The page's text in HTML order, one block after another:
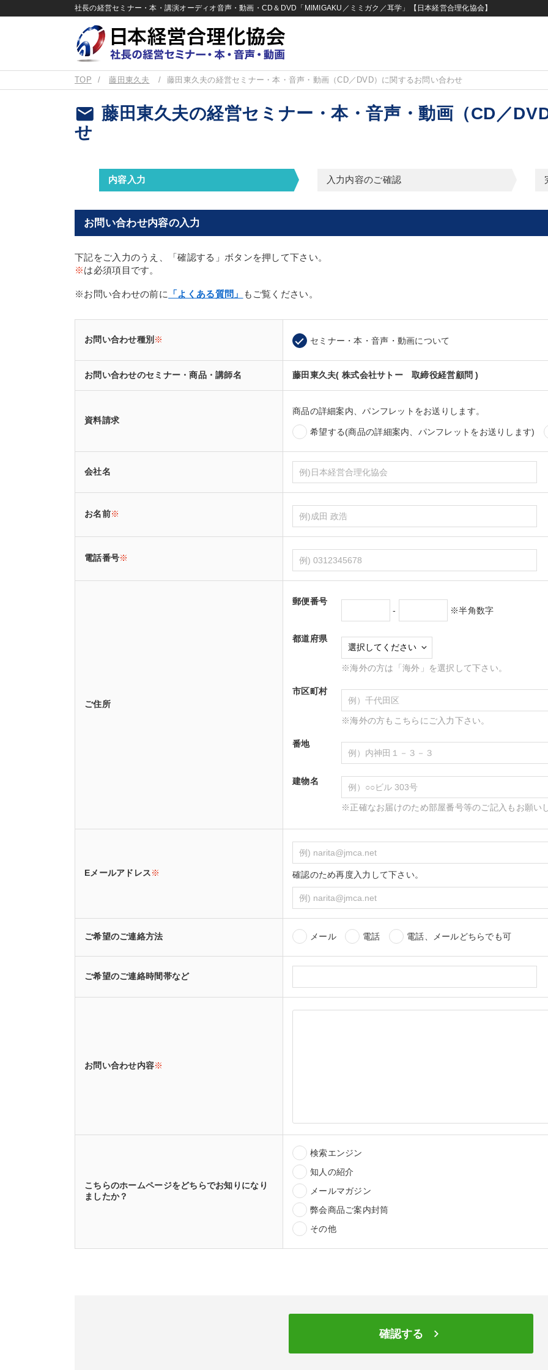
社長の経営セミナー・本・講演オーディオ音声・動画・CD＆DVD「MIMIGAKU／ミミガク／耳学」【日本経営合理化協会】
TOP 藤田東久夫 藤田東久夫の経営セミナー・本・音声・動画（CD／DVD）に関するお問い合わせ
email 藤田東久夫の経営セミナー・本・音声・動画（CD／
せ
内容入力 入力内容のご確認
お問い合わせ内容の入力
下記をご入力のうえ、「確認する」ボタンを押して下さい。
※は必須項目です。
※お問い合わせの前に 「よくある質問」 もご覧ください。
お問い合わせ種別 ※ セミナー・本・音声・動画について
お問い合わせのセミナー・商品・講師名 藤田東久夫( 株式会社サトー 取締役経営顧問 )
資料請求
商品の詳細案内、パンフレットをお送りします。
希望する(商品の詳細案内、パンフレットをお送りします)
会社名
お名前※
電話番号※
ご住所
郵便番号
-
※半角数字
都道府県
※海外の方は「海外」を選択して下さい。
市区町村
※海外の方もこちらにご入力下さい。
番地
建物名
※正確なお届けのため部屋番号等のご記入もお願い
Eメールアドレス※ 確認のため再度入力して下さい。
ご希望のご連絡方法 メール 電話 電話、メールどちらでも可
ご希望のご連絡時間帯など
お問い合わせ内容※
こちらのホームページをどちらでお知りになり
ましたか？
検索エンジン
知人の紹介
メールマガジン
弊会商品ご案内封筒
その他
確認する keyboard_arrow_right